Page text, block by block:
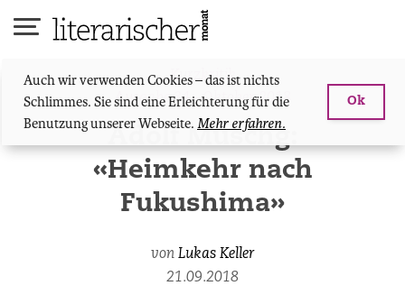
Auch wir verwenden Cookies – das ist nichts
Schlimmes. Sie sind eine Erleichterung für die
Benutzung unserer Webseite. Mehr erfahren.
Ok
Kurzkritik
Ausgabe 34 - Oktober 2018
Adolf Muschg:
«Heimkehr nach
Fukushima»
von Lukas Keller
21.09.2018